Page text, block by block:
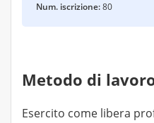
Num. iscrizione:80
Metodo di
Esercito come libera